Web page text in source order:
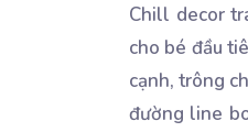
Chill decor
cho bé đầu
cạnh, trông
đường line